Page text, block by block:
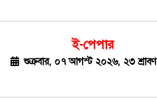
ই-পেপার
শুক্রবার, ০৭ আগস্ট ২০২৬, ২৩
জাতীয়